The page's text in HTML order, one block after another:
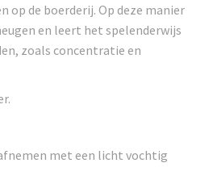
op de boerderij. Op deze manier
en leert het spelenderwijs
zoals concentratie en
met een licht vochtig